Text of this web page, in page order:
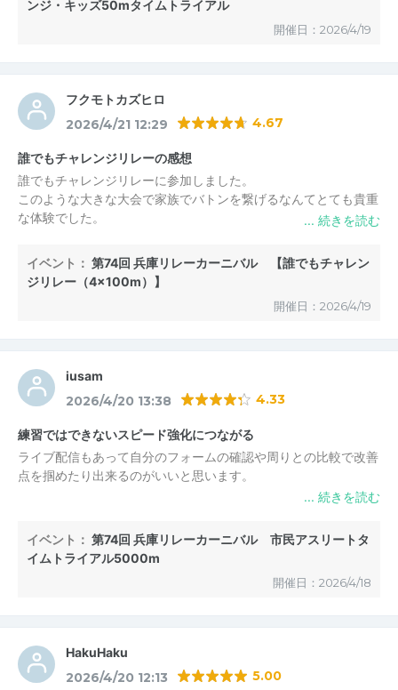
まで知らなかったので、もっと大々的に広めてもらえたら、陸上
ンジ・キッズ50mタイムトライアル
開催日：2026/4/19
フクモトカズヒロ
2026/4/21 12:29 4.67
誰でもチャレンジリレーの感想
誰でもチャレンジリレーに参加しました。
このような大きな大会で家族でバトンを繋げるなんてとても貴重
な体験でした。
す。
関係者の皆様、ありがとうございました。
イベント： 第74回 兵庫リレーカーニバル 【誰でもチャレン
ジリレー（4×100m）】
開催日：2026/4/19
iusam
2026/4/20 13:38 4.33
練習ではできないスピード強化につながる
ライブ配信もあって自分のフォームの確認や周りとの比較で改善
点を掴めたり出来るのがいいと思います。
イベント： 第74回 兵庫リレーカーニバル 市民アスリートタ
イムトライアル5000m
開催日：2026/4/18
HakuHaku
2026/4/20 12:13 5.00